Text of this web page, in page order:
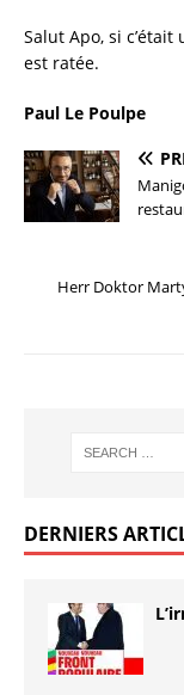
Salut Apo, si
est ratée.
Paul Le Poulpe
Herr Doktor
DERNIERS